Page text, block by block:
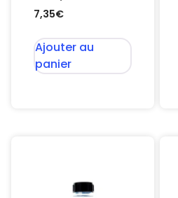
7,35€
Ajouter au
panier